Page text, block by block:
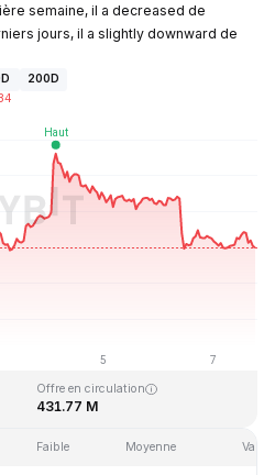
semaine, il a decreased de
jours, il a slightly downward de
200D
GMT+0
Offre en circulation
431.77 M
Faible Moyenne